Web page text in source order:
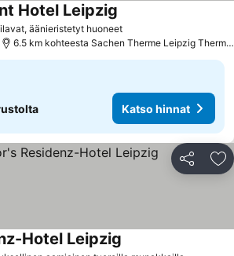
äänieristetyt huoneet
Hotel Leipzig
6.5 km kohteesta Sachen Therme Leipzig Thermal Spa
Katso hinnat
Jaa
Hotel Leipzig